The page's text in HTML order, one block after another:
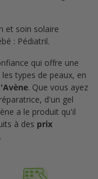
et soin solaire
: Pédiatril.
qui offre une
types de peaux, en
. Que vous ayez
d'un gel
a le produit qu'il
à des prix
.